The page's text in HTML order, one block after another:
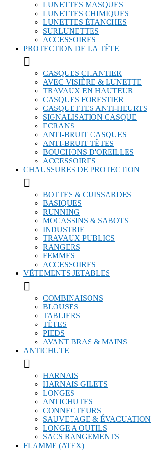
LUNETTES MASQUES
LUNETTES CHIMIQUES
LUNETTES ÉTANCHES
SURLUNETTES
ACCESSOIRES
PROTECTION DE LA TÊTE

CASQUES CHANTIER
AVEC VISIÈRE & LUNETTE
TRAVAUX EN HAUTEUR
CASQUES FORESTIER
CASQUETTES ANTI-HEURTS
SIGNALISATION CASQUE
ECRANS
ANTI-BRUIT CASQUES
ANTI-BRUIT TÊTES
BOUCHONS D'OREILLES
ACCESSOIRES
CHAUSSURES DE PROTECTION

BOTTES & CUISSARDES
BASIQUES
RUNNING
MOCASSINS & SABOTS
INDUSTRIE
TRAVAUX PUBLICS
RANGERS
FEMMES
ACCESSOIRES
VÊTEMENTS JETABLES

COMBINAISONS
BLOUSES
TABLIERS
TÊTES
PIEDS
AVANT BRAS & MAINS
ANTICHUTE

HARNAIS
HARNAIS GILETS
LONGES
ANTICHUTES
CONNECTEURS
SAUVETAGE & ÉVACUATION
LONGE A OUTILS
SACS RANGEMENTS
FLAMME (ATEX)